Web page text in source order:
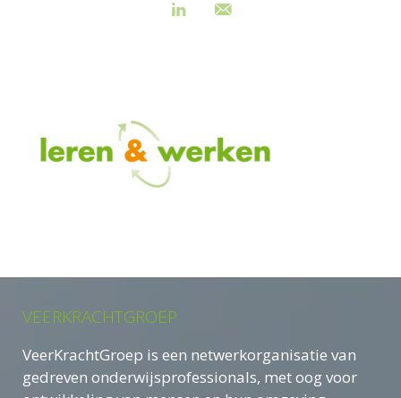
VEERKRACHTGROEP
VeerKrachtGroep is een netwerkorganisatie van
gedreven onderwijsprofessionals, met oog voor